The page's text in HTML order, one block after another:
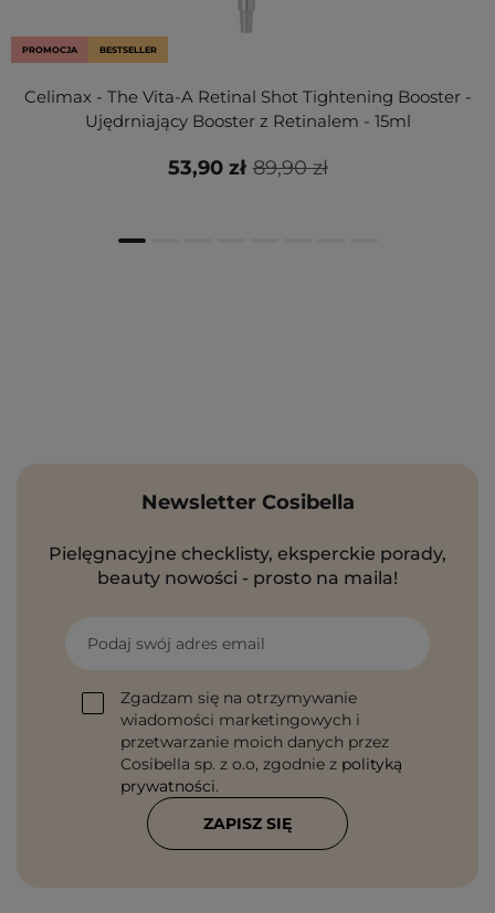
PROMOCJA BESTSELLER
Celimax - The Vita-A Retinal Shot Tightening Booster -
Ujędrniający Booster z Retinalem - 15ml
89,90 zł
53,90 zł
Newsletter Cosibella
Pielęgnacyjne checklisty, eksperckie porady,
beauty nowości - prosto na maila!
Podaj swój adres email
Zgadzam się na otrzymywanie
wiadomości marketingowych i
przetwarzanie moich danych przez
Cosibella sp. z o.o, zgodnie z polityką
prywatności.
ZAPISZ SIĘ